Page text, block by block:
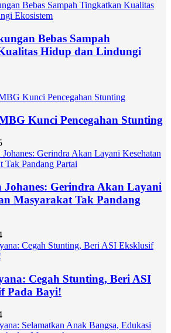
Bebas Sampah
Hidup dan Lindungi
Kunci Pencegahan Stunting
Johanes: Gerindra Akan Layani
Masyarakat Tak Pandang
Cegah Stunting, Beri ASI
Pada Bayi!